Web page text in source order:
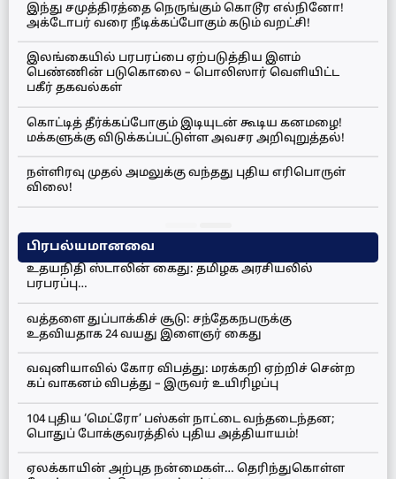
இந்து சமுத்திரத்தை நெருங்கும் கொடூர எல்நினோ!
அக்டோபர் வரை நீடிக்கப்போகும் கடும் வறட்சி!
இலங்கையில் பரபரப்பை ஏற்படுத்திய இளம்
பெண்ணின் படுகொலை – பொலிஸார் வெளியிட்ட
பகீர் தகவல்கள்
கொட்டித் தீர்க்கப்போகும் இடியுடன் கூடிய கனமழை!
மக்களுக்கு விடுக்கப்பட்டுள்ள அவசர அறிவுறுத்தல்!
நள்ளிரவு முதல் அமலுக்கு வந்தது புதிய எரிபொருள்
விலை!
பிரபல்யமானவை
உதயநிதி ஸ்டாலின் கைது: தமிழக அரசியலில்
பரபரப்பு…
வத்தளை துப்பாக்கிச் சூடு: சந்தேகநபருக்கு
உதவியதாக 24 வயது இளைஞர் கைது
வவுனியாவில் கோர விபத்து: மரக்கறி ஏற்றிச் சென்ற
கப் வாகனம் விபத்து – இருவர் உயிரிழப்பு
104 புதிய ‘மெட்ரோ’ பஸ்கள் நாட்டை வந்தடைந்தன;
பொதுப் போக்குவரத்தில் புதிய அத்தியாயம்!
ஏலக்காயின் அற்புத நன்மைகள்… தெரிந்துகொள்ள